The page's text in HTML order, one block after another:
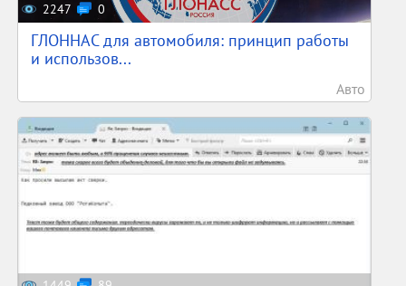
2247 0
ГЛОННАС для автомобиля: принцип работы
и использов...
Авто